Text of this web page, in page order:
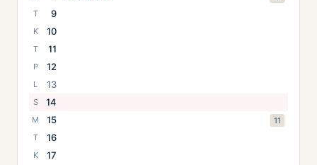
T
9
K 10
T 11
P 12
L 13
S 14
M 15
11
T
16
K 17